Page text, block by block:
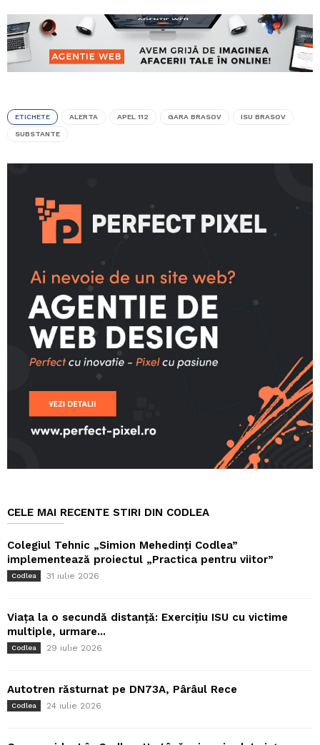
ETICHETE ALERTA APEL 112 GARA BRASOV ISU BRASOV
SUBSTANTE
CELE MAI RECENTE STIRI DIN CODLEA
Colegiul Tehnic „Simion Mehedinți Codlea”
implementează proiectul „Practica pentru viitor”
Codlea 31 iulie 2026
Viața la o secundă distanță: Exercițiu ISU cu victime
multiple, urmare...
Codlea 29 iulie 2026
Autotren răsturnat pe DN73A, Pârâul Rece
Codlea 24 iulie 2026